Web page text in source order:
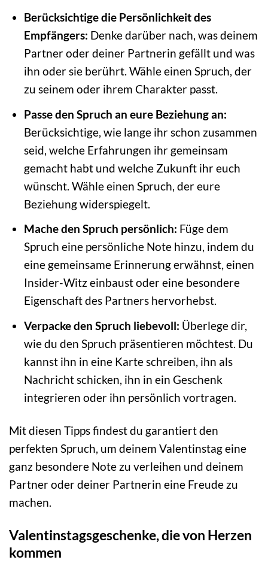
Berücksichtige die Persönlichkeit des
Empfängers: Denke darüber nach, was deinem
Partner oder deiner Partnerin gefällt und was
ihn oder sie berührt. Wähle einen Spruch, der
zu seinem oder ihrem Charakter passt.
Passe den Spruch an eure Beziehung an:
Berücksichtige, wie lange ihr schon zusammen
seid, welche Erfahrungen ihr gemeinsam
gemacht habt und welche Zukunft ihr euch
wünscht. Wähle einen Spruch, der eure
Beziehung widerspiegelt.
Mache den Spruch persönlich: Füge dem
Spruch eine persönliche Note hinzu, indem du
eine gemeinsame Erinnerung erwähnst, einen
Insider-Witz einbaust oder eine besondere
Eigenschaft des Partners hervorhebst.
Verpacke den Spruch liebevoll: Überlege dir,
wie du den Spruch präsentieren möchtest. Du
kannst ihn in eine Karte schreiben, ihn als
Nachricht schicken, ihn in ein Geschenk
integrieren oder ihn persönlich vortragen.
Mit diesen Tipps findest du garantiert den
perfekten Spruch, um deinem Valentinstag eine
ganz besondere Note zu verleihen und deinem
Partner oder deiner Partnerin eine Freude zu
machen.
Valentinstagsgeschenke, die von Herzen
kommen